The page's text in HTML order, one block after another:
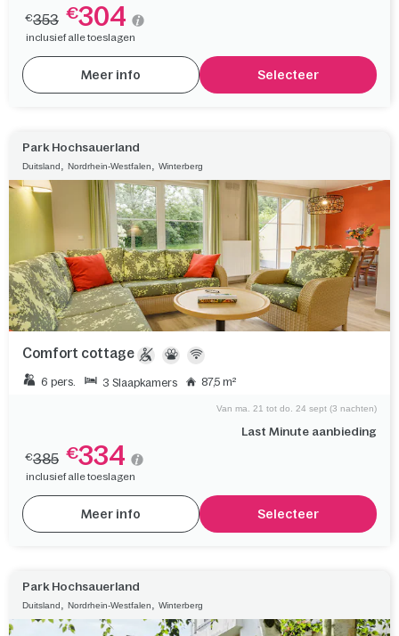
€353 €304
inclusief alle toeslagen
Meer info Selecteer
Park Hochsauerland
Duitsland Nordrhein-Westfalen Winterberg
Comfort cottage
6 pers. 3 Slaapkamers 87,5 m²
Last Minute aanbieding
Van ma. 21 tot do. 24 sept (3 nachten)
€385 €334
inclusief alle toeslagen
Meer info Selecteer
Park Hochsauerland
Duitsland Nordrhein-Westfalen Winterberg